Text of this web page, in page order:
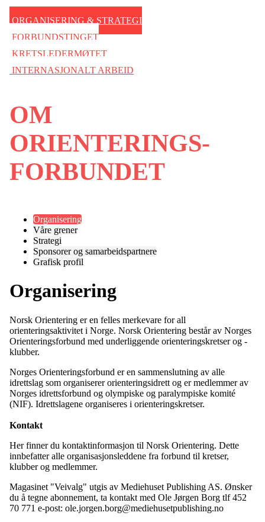
ORGANISERING & STRATEGI
FORBUNDSTINGET
KRETSLEDERMØTET
INTERNASJONALT ARBEID
OM
ORIENTERINGS-
FORBUNDET
Organisering
Våre grener
Strategi
Sponsorer og samarbeidspartnere
Grafisk profil
Organisering
Norsk Orientering er en felles merkevare for all
orienteringsaktivitet i Norge. Norsk Orientering består av Norges
Orienteringsforbund med underliggende orienteringskretser og -
klubber.
Norges Orienteringsforbund er en sammenslutning av alle
idrettslag som organiserer orienteringsidrett og er medlemmer av
Norges idrettsforbund og olympiske og paralympiske komité
(NIF). Idrettslagene organiseres i orienteringskretser.
Kontakt
Her finner du kontaktinformasjon til Norsk Orientering. Dette
innbefatter alle organisasjonsleddene fra forbund til kretser,
klubber og medlemmer.
Magasinet "Veivalg" utgis av Mediehuset Publishing AS. Ønsker
du å tegne abonnement, ta kontakt med Ole Jørgen Borg tlf 452
70 771 e-post: ole.jorgen.borg@mediehusetpublishing.no